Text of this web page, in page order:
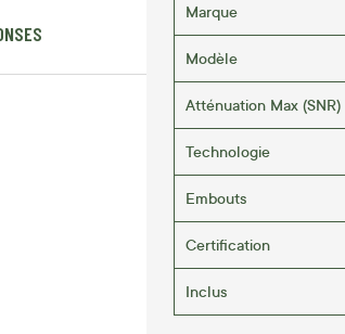
Marque
Modèle
Atténuation Max (SNR)
Technologie
Embouts
Certification
Inclus